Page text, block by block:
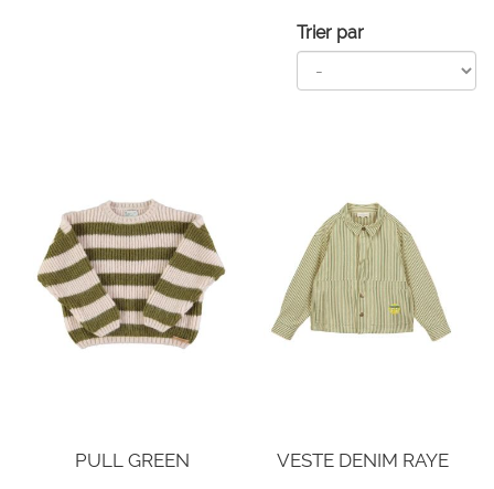
Trier par
PULL GREEN VESTE DENIM RAYE